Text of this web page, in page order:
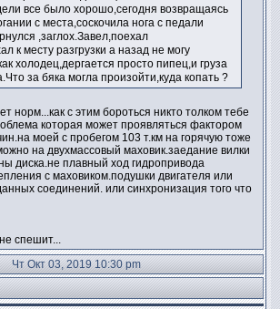
все было хорошо,сегодня возвращаясь
с места,соскочила нога с педали
,заглох.Завел,поехал
к месту разгрузки а назад не могу
холодец,дергается просто пипец,и груза
за бяка могла произойти,куда копать ?
норм...как с этим бороться никто толком тебе
которая может проявляться фактором
моей с пробегом 103 т.км на горячую тоже
на двухмассовый маховик.заедание вилки
диска.не плавный ход гидропривода
с маховиком.подушки двигателя или
соединений. или синхронизация того что
спешит...
Чт Окт 03, 2019 10:30 pm